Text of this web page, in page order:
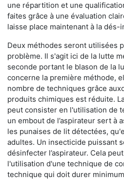
une répartition et une
faites grâce à une évaluation
laisse place maintenant à la dés-
Deux méthodes seront utilisées
problème. Il s'agit ici de la lutte
seconde portant le blason de la
concerne la première méthode,
nombre de techniques grâce
produits chimiques est réduite.
peut consister en l'utilisation de
un embout de l’aspirateur sert à
les punaises de lit détectées,
adultes. Un insecticide puissant
désinfecter l’aspirateur. Cela
l'utilisation d'une technique de
technique qui doit durer